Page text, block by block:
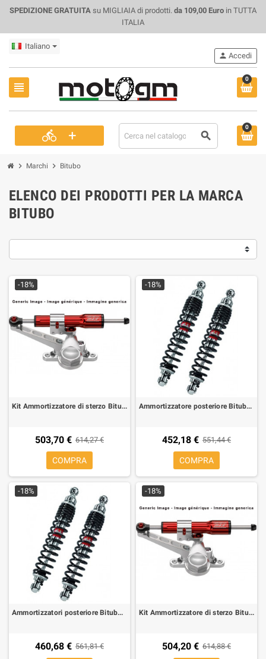
SPEDIZIONE GRATUITA su MIGLIAIA di prodotti. da 109,00 Euro in TUTTA
ITALIA
Italiano
view_headline
0
directions_bike + search
person Accedi
0
chevron_right Marchi chevron_right Bitubo
ELENCO DEI PRODOTTI PER LA MARCA
BITUBO
-18%
Kit Ammortizzatore di sterzo Bitubo per Ducati Monster 600/750/900 94-02,
503,70 € 614,27 €
COMPRA
-18%
Ammortizzatore posteriore Bitubo WME02 per Gilera Fuoco 500, Piaggio MP3 500, 1 coppia
452,18 € 551,44 €
COMPRA
-18%
Ammortizzatori posteriore Bitubo WME02 per BMW R-6, R-7, R90, R100 69-87
460,68 € 561,81 €
-18%
Kit Ammortizzatore di sterzo Bitubo per Honda CBR 900 RR 02-03,
504,20 € 614,88 €